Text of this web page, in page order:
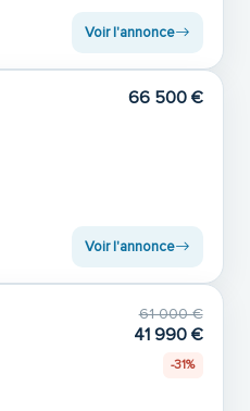
Voir l'annonce
66 500 €
Voir l'annonce
61 000 €
41 990 €
-31%